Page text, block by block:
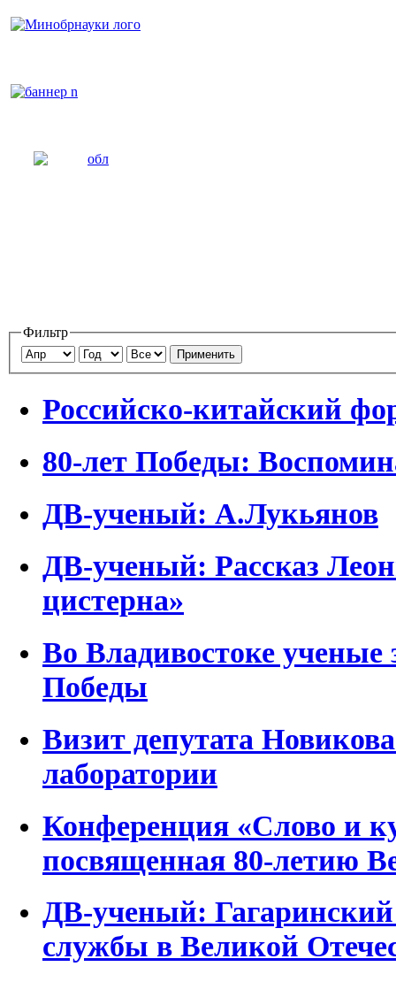
Фильтр
Применить
Российско-китайский
80-лет Победы:
ДВ-ученый: А.Лукьянов
ДВ-ученый: Рассказ
цистерна»
Во Владивостоке
Победы
Визит депутата
лаборатории
Конференция «Слово и
посвященная 80-летию
ДВ-ученый:
службы в Великой